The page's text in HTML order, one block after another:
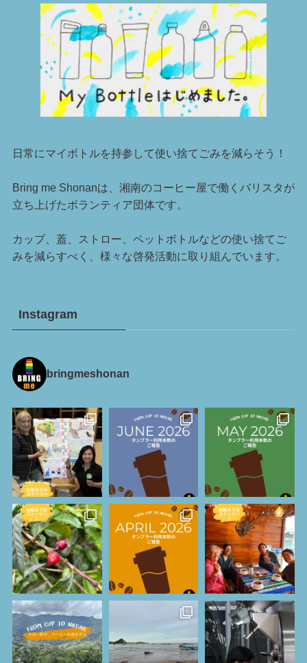
日常にマイボトルを持参して使い捨てごみを減らそう！
Bring me Shonanは、湘南のコーヒー屋で働くバリスタが
立ち上げたボランティア団体です。
カップ、蓋、ストロー、ペットボトルなどの使い捨てご
みを減らすべく、様々な啓発活動に取り組んでいます。
Instagram
bringmeshonan